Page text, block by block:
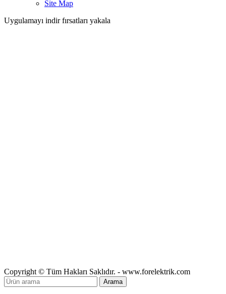
Site Map
Uygulamayı indir fırsatları yakala
Copyright © Tüm Hakları Saklıdır. - www.forelektrik.com
Arama